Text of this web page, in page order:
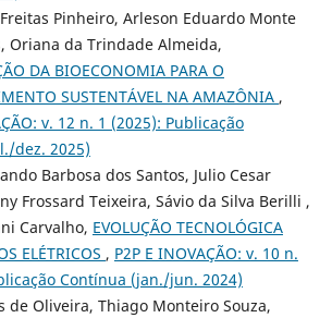
Pinheiro, Arleson Eduardo Monte
Oriana da Trindade Almeida,
DA BIOECONOMIA PARA O
SUSTENTÁVEL NA AMAZÔNIA ,
v. 12 n. 1 (2025): Publicação
dez. 2025)
Barbosa dos Santos, Julio Cesar
Frossard Teixeira, Sávio da Silva Berilli ,
Carvalho, EVOLUÇÃO TECNOLÓGICA
ELÉTRICOS , P2P E INOVAÇÃO: v. 10 n.
Contínua (jan./jun. 2024)
de Oliveira, Thiago Monteiro Souza,